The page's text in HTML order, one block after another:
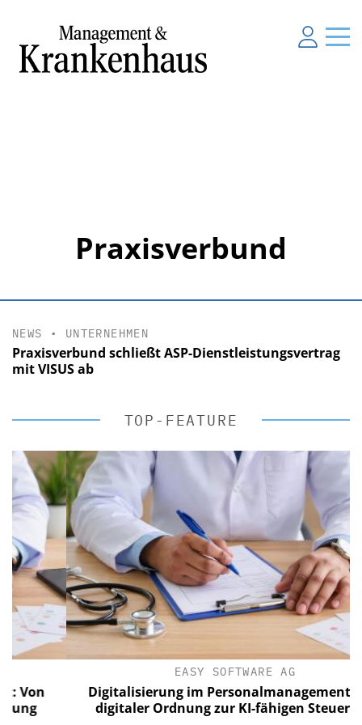
Praxisverbund
NEWS • UNTERNEHMEN
Praxisverbund schließt ASP-Dienstleistungsvertrag
mit VISUS ab
TOP-FEATURE
EASY SOFTWARE AG
Digitalisierung im Personalmanagement: Von
digitaler Ordnung zur KI-fähigen Steuerung